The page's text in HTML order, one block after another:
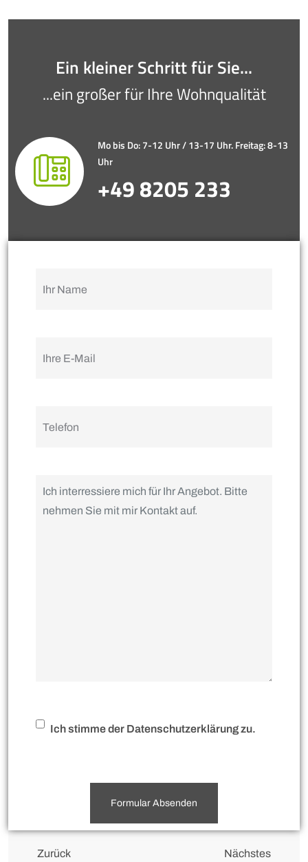
Ein kleiner Schritt für Sie...
...ein großer für Ihre Wohnqualität
Mo bis Do: 7-12 Uhr / 13-17 Uhr. Freitag: 8-13
Uhr
+49 8205 233
Ich stimme der Datenschutzerklärung zu.
Formular Absenden
Zurück Nächstes